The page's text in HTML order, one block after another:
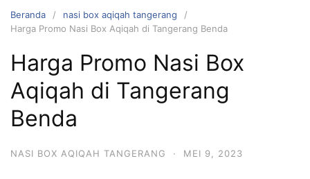
Beranda
nasi box aqiqah tangerang
Harga Promo Nasi Box Aqiqah di Tangerang Benda
Harga Promo Nasi Box
Aqiqah di Tangerang
Benda
NASI BOX AQIQAH TANGERANG · MEI 9, 2023